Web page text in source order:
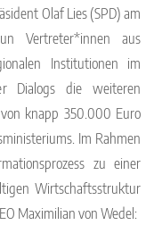
Olaf Lies (SPD) am
Vertreter*innen aus
Institutionen im
Dialogs die weiteren
knapp 350.000 Euro
Im Rahmen
zu einer
Wirtschaftsstruktur
Maximilian von Wedel: